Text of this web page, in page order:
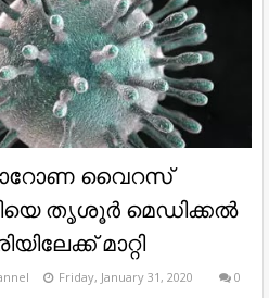
വൈറസ്
തൃശൂര്‍ മെഡിക്കല്‍
മാറ്റി
Friday, January 31, 2020 0